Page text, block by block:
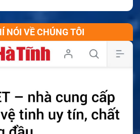
NÓI VỀ CHÚNG TÔI